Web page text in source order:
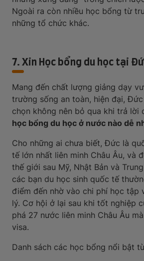
Ngoài ra còn nhiều học bổng từ
những tổ chức khác.
7. Xin Học bổng du học tại
Mang đến chất lượng giảng dạy
trường sống an toàn, hiện đại,
chọn không nên bỏ qua khi trả lời
học bổng du học ở nước nào dễ
Cho những ai chưa biết, Đức là
tế lớn nhất liên minh Châu Âu, và
thế giới sau Mỹ, Nhật Bản và
các bạn du học sinh quốc tế
điểm đến nhờ vào chi phí học tập
lý. Cơ hội ở lại sau khi tốt nghiệp
phá 27 nước liên minh Châu Âu
visa.
Danh sách các học bổng nổi bật